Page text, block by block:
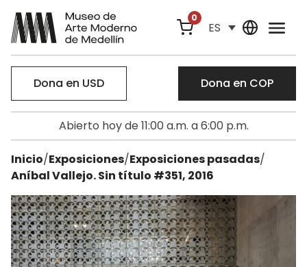
0
ES
Dona en USD Dona en COP
Abierto hoy de 11:00 a.m. a 6:00 p.m.
Inicio/Exposiciones/Exposiciones pasadas/
Aníbal Vallejo. Sin título #351, 2016